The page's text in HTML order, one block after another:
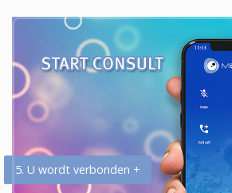
5. U wordt verbonden +